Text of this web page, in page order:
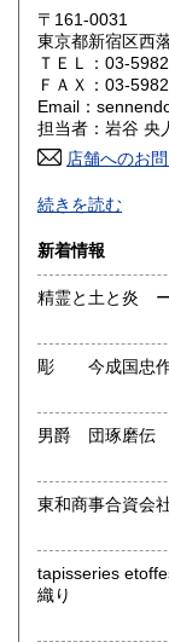
岡山県
山口県
香川県
高知県
佐賀県
熊本県
沖縄県
〒161-0031
東京都新宿区
ＴＥＬ：03-
ＦＡＸ：03-
Email：
担当者：岩谷 央
店舗へのお
なるべくコンデ
す。難ありの商
します。
梱包 発送 その
す。
古書展では、う
沿線名：西武
営業時間：小売
定休日：ほぼ年中
書籍の買取につ
ジャンルは問い
ゃんと査定します
お客様が仕分け
その荷物に合っ
続きを読む
新着情報
彫 今成国忠
男爵 団琢磨伝
tapisseries etoffes coptes タピスリーファブリック・コ
織り